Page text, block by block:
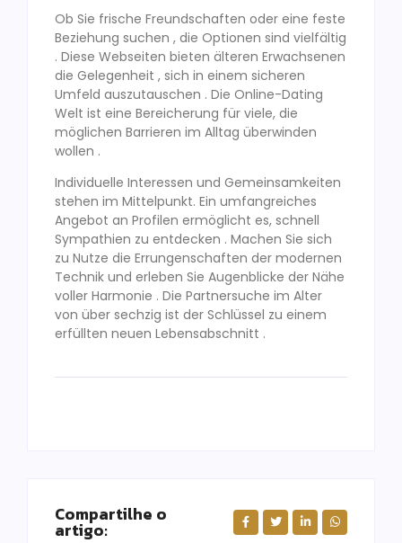
Ob Sie frische Freundschaften oder eine feste
Beziehung suchen , die Optionen sind vielfältig
. Diese Webseiten bieten älteren Erwachsenen
die Gelegenheit , sich in einem sicheren
Umfeld auszutauschen . Die Online-Dating
Welt ist eine Bereicherung für viele, die
möglichen Barrieren im Alltag überwinden
wollen .
Individuelle Interessen und Gemeinsamkeiten
stehen im Mittelpunkt. Ein umfangreiches
Angebot an Profilen ermöglicht es, schnell
Sympathien zu entdecken . Machen Sie sich
zu Nutze die Errungenschaften der modernen
Technik und erleben Sie Augenblicke der Nähe
voller Harmonie . Die Partnersuche im Alter
von über sechzig ist der Schlüssel zu einem
erfüllten neuen Lebensabschnitt .
Compartilhe o
artigo: